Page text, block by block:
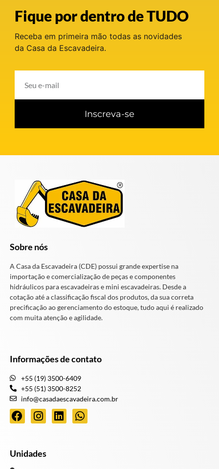
Fique por dentro de TUDO
Receba em primeira mão todas as novidades
da Casa da Escavadeira.
Inscreva-se
Sobre nós
A Casa da Escavadeira (CDE) possui grande expertise na
importação e comercialização de peças e componentes
hidráulicos para escavadeiras e mini escavadeiras. Desde a
cotação até a classificação fiscal dos produtos, da sua correta
precificação ao gerenciamento do estoque, tudo aqui é realizado
com muita atenção e agilidade.
Informações de contato
+55 (19) 3500-6409
+55 (51) 3500-8252
info@casadaescavadeira.com.br
Unidades